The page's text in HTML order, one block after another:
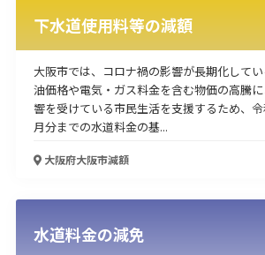
使い道
人材採用・雇用
人材育成・福利厚生
起業・創業
事業承継 災害・被災者支援
環境・省エネ
テレワーク
下水道使用料等の減額
大阪市では、コロナ禍の影響が長期化して
油価格や電気・ガス料金を含む物価の高騰
響を受けている市民生活を支援するため、
月分までの水道料金の基...
大阪府大阪市減額
水道料金の減免